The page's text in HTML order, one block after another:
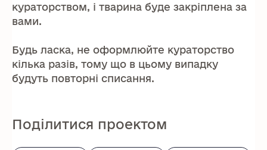
кураторством, і тварина буде закріплена за
вами.
Будь ласка, не оформлюйте кураторство
кілька разів, тому що в цьому випадку
будуть повторні списання.
Поділитися проектом